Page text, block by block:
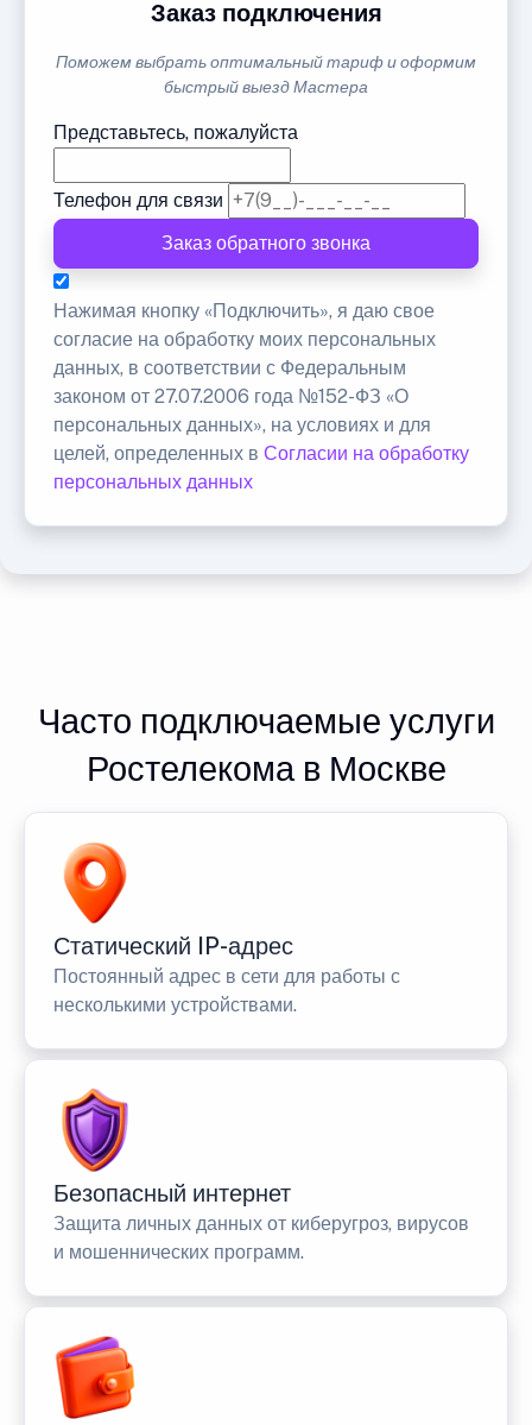
Заказ подключения
Поможем выбрать оптимальный тариф и оформим
быстрый выезд Мастера
Представьтесь, пожалуйста
Телефон для связи
Заказ обратного звонка
Нажимая кнопку «Подключить», я даю свое
согласие на обработку моих персональных
данных, в соответствии с Федеральным
законом от 27.07.2006 года №152-ФЗ «О
персональных данных», на условиях и для
целей, определенных в Согласии на обработку
персональных данных
Часто подключаемые услуги
Ростелекома в Москве
Статический IP-адрес
Постоянный адрес в сети для работы с
несколькими устройствами.
Безопасный интернет
Защита личных данных от киберугроз, вирусов
и мошеннических программ.